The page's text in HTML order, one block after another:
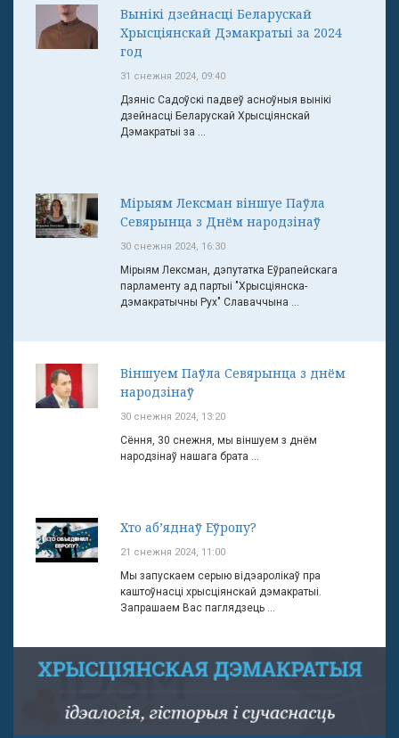
Вынікі дзейнасці Беларускай
Хрысціянскай Дэмакратыі за 2024
год
31 снежня 2024, 09:40
Дзяніс Садоўскі падвеў асноўныя вынікі
дзейнасці Беларускай Хрысціянскай
Дэмакратыі за ...
Мірыям Лексман віншуе Паўла
Севярынца з Днём народзінаў
30 снежня 2024, 16:30
Мірыям Лексман, дэпутатка Еўрапейскага
парламенту ад партыі "Хрысціянска-
дэмакратычны Рух" Славаччына ...
Віншуем Паўла Севярынца з днём
народзінаў
30 снежня 2024, 13:20
Сёння, 30 снежня, мы віншуем з днём
народзінаў нашага брата ...
Хто аб’яднаў Еўропу?
21 снежня 2024, 11:00
Мы запускаем серыю відэаролікаў пра
каштоўнасці хрысціянскай дэмакратыі.
Запрашаем Вас паглядзець ...